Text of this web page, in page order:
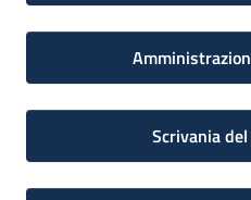
Scrivania